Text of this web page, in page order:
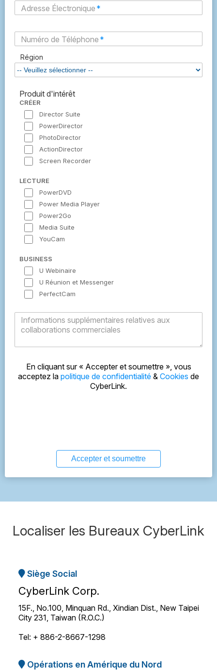
Adresse Électronique *
Numéro de Téléphone *
Région
Produit d'intérêt
CRÉER
Director Suite
PowerDirector
PhotoDirector
ActionDirector
Screen Recorder
LECTURE
PowerDVD
Power Media Player
Power2Go
Media Suite
YouCam
BUSINESS
U Webinaire
U Réunion et Messenger
PerfectCam
Informations supplémentaires relatives aux
collaborations commerciales
En cliquant sur « Accepter et soumettre », vous
acceptez la politique de confidentialité & Cookies de
CyberLink.
Accepter et soumettre
Localiser les Bureaux CyberLink
Siège Social
CyberLink Corp.
15F., No.100, Minquan Rd., Xindian Dist., New Taipei
City 231, Taiwan (R.O.C.)
Tel: + 886-2-8667-1298
Opérations en Amérique du Nord